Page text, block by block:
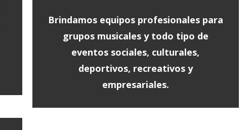
Brindamos equipos profesionales para
grupos musicales y todo tipo de
eventos sociales, culturales,
deportivos, recreativos y
empresariales.